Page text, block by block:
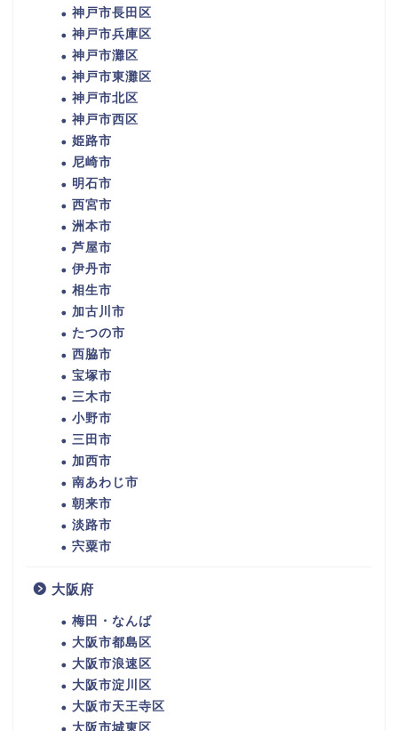
神戸市長田区
神戸市兵庫区
神戸市灘区
神戸市東灘区
神戸市北区
神戸市西区
姫路市
尼崎市
明石市
西宮市
洲本市
芦屋市
伊丹市
相生市
加古川市
たつの市
西脇市
宝塚市
三木市
小野市
三田市
加西市
南あわじ市
朝来市
淡路市
宍粟市
大阪府
梅田・なんば
大阪市都島区
大阪市浪速区
大阪市淀川区
大阪市天王寺区
大阪市城東区